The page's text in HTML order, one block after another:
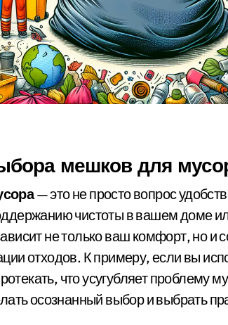
мешков для
— это не просто вопрос
чистоты в вашем доме
не только ваш комфорт, но и
отходов. К примеру, если вы
что усугубляет проблему
осознанный выбор и выбрать